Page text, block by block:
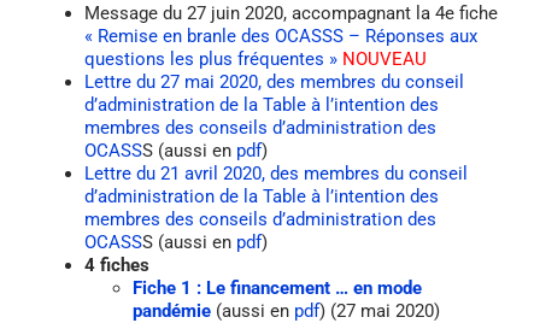
Message du 27 juin 2020, accompagnant la 4e fiche
« Remise en branle des OCASSS – Réponses aux
questions les plus fréquentes » NOUVEAU
Lettre du 27 mai 2020, des membres du conseil
d’administration de la Table à l’intention des
membres des conseils d’administration des
OCASSS (aussi en pdf)
Lettre du 21 avril 2020, des membres du conseil
d’administration de la Table à l’intention des
membres des conseils d’administration des
OCASSS (aussi en pdf)
4 fiches
Fiche 1 : Le financement … en mode
pandémie (aussi en pdf) (27 mai 2020)